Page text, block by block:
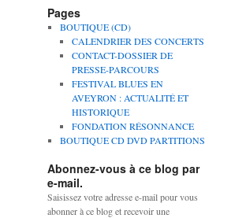
Pages
BOUTIQUE (CD)
CALENDRIER DES CONCERTS
CONTACT-DOSSIER DE
PRESSE-PARCOURS
FESTIVAL BLUES EN
AVEYRON : ACTUALITÉ ET
HISTORIQUE
FONDATION RÉSONNANCE
BOUTIQUE CD DVD PARTITIONS
Abonnez-vous à ce blog par
e-mail.
Saisissez votre adresse e-mail pour vous
abonner à ce blog et recevoir une